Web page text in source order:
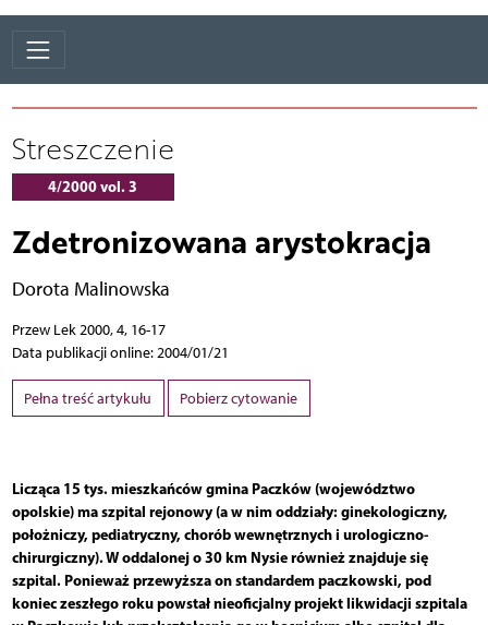
Streszczenie
4/2000 vol. 3
Zdetronizowana arystokracja
Dorota Malinowska
Przew Lek 2000, 4, 16-17
Data publikacji online: 2004/01/21
Pełna treść artykułu Pobierz cytowanie
Licząca 15 tys. mieszkańców gmina Paczków (województwo
opolskie) ma szpital rejonowy (a w nim oddziały: ginekologiczny,
położniczy, pediatryczny, chorób wewnętrznych i urologiczno-
chirurgiczny). W oddalonej o 30 km Nysie również znajduje się
szpital. Ponieważ przewyższa on standardem paczkowski, pod
koniec zeszłego roku powstał nieoficjalny projekt likwidacji szpitala